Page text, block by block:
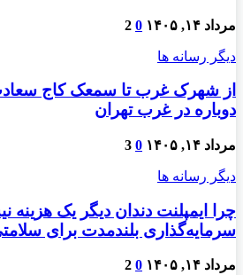
مرداد ۱۴, ۱۴۰۵ 0
2
دیگر رسانه ها
از شهرک غرب تا سمعک کاج
دوباره در غرب تهران
مرداد ۱۴, ۱۴۰۵ 0
3
دیگر رسانه ها
چرا ایمپلنت دندان دیگر یک هزینه
سرمایه‌گذاری بلندمدت برای
مرداد ۱۴, ۱۴۰۵ 0
2